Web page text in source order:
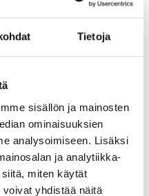
Tietoja
sisällön ja mainosten
ominaisuuksien
analysoimiseen. Lisäksi
ja analytiikka-
miten käytät
yhdistää näitä
vaihe,
lisää.
alueen
eniten.
nykyinen
siirtyy työmaan
valmistuu